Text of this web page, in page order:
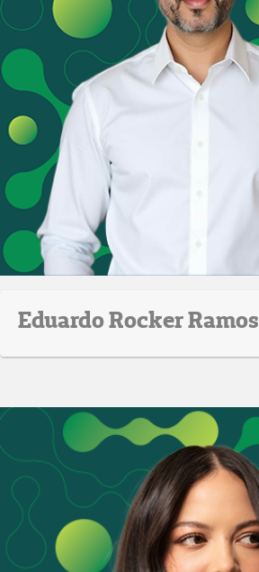
Eduardo Rocker Ramos